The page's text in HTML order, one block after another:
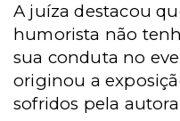
A juíza destacou
humorista não
sua conduta no
originou a
sofridos pela